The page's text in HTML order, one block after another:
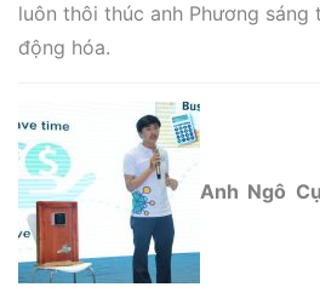
luôn thôi thúc anh Phương
động hóa.
Anh Ngô